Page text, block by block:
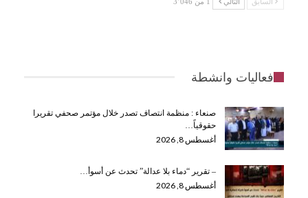
فعاليات وانشطة
صنعاء : منظمة انتصاف تصدر خلال مؤتمر صحفي تقريرا
حقوقياً…
أغسطس 8, 2026
– تقرير “دماء بلا عدالة” تحدث عن أسوأ…
أغسطس 8, 2026